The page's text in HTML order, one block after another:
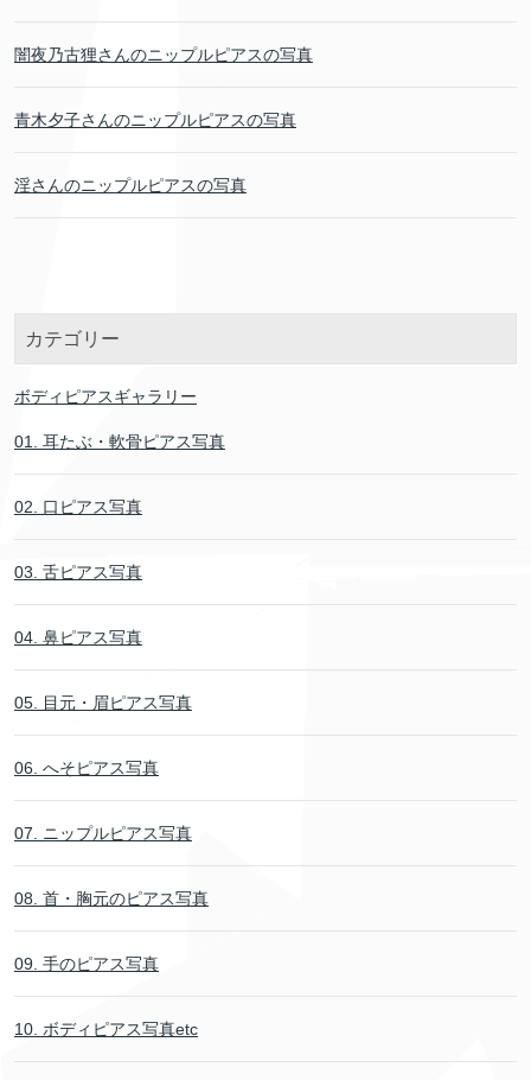
闇夜乃古狸さんのニップルピアスの写真
青木夕子さんのニップルピアスの写真
淫さんのニップルピアスの写真
カテゴリー
ボディピアスギャラリー
01. 耳たぶ・軟骨ピアス写真
02. 口ピアス写真
03. 舌ピアス写真
04. 鼻ピアス写真
05. 目元・眉ピアス写真
06. へそピアス写真
07. ニップルピアス写真
08. 首・胸元のピアス写真
09. 手のピアス写真
10. ボディピアス写真etc